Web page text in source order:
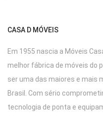
CASA D MÓVEIS
Em 1955 nascia a Móveis
melhor fábrica de móveis do
ser uma das maiores e mais
Brasil. Com sério
tecnologia de ponta e